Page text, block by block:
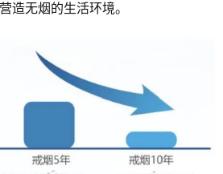
造无烟的生活环境。